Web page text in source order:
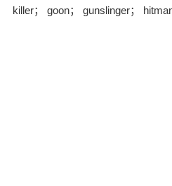
killer； goon； gunslinger；